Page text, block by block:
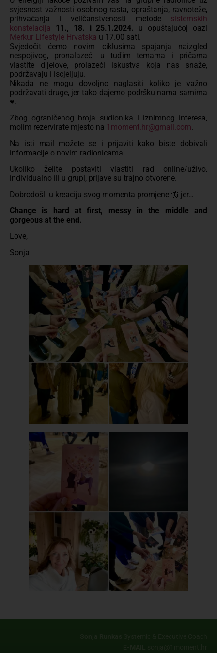
svjesnost važnosti osobnog rasta, opraštanja, ravnoteže,
prihvaćanja i veličanstvenosti metode sistemskih
konstelacija
11., 18. i 25.1.2024.
u opuštajućoj oazi
Merkur Lifestyle Hrvatska u 17.00 sati.
Svjedočit ćemo novim ciklusima spajanja naizgled
nespojivog, pronalazeći u tuđim temama i pričama
vlastite dijelove, prolazeći iskustva koja nas snaže,
podržavaju i iscjeljuju.
Nikada ne mogu dovoljno naglasiti koliko je važno
podržavati druge, jer tako dajemo podršku nama samima
♥️.
Zbog ograničenog broja sudionika i iznimnog interesa,
molim rezervirate mjesto na 1moment.hr@gmail.com.
Na isti mail možete se i prijaviti kako biste dobivali
informacije o novim radionicama.
Ukoliko želite postaviti vlastiti rad online/uživo,
individualno ili u grupi, prijave su trajno otvorene.
Dobrodošli u kreaciju svog momenta promjene 🦋 jer…
Change is hard at first, messy in the middle and
gorgeous at the end.
Love,
Sonja